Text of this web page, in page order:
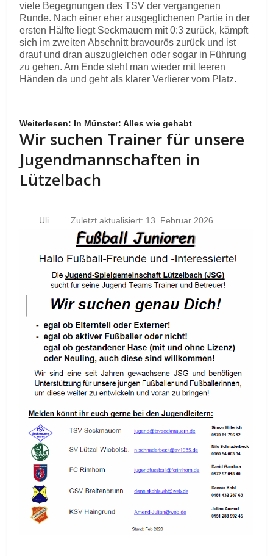
viele Begegnungen des TSV der vergangenen
Runde. Nach einer eher ausgeglichenen Partie in der
ersten Hälfte liegt Seckmauern mit 0:3 zurück, kämpft
sich im zweiten Abschnitt bravourös zurück und ist
drauf und dran auszugleichen oder sogar in Führung
zu gehen. Am Ende steht man wieder mit leeren
Händen da und geht als klarer Verlierer vom Platz.
Weiterlesen: In Münster: Alles wie gehabt
Wir suchen Trainer für unsere
Jugendmannschaften in
Lützelbach
Uli Zuletzt aktualisiert: 13. Februar 2026